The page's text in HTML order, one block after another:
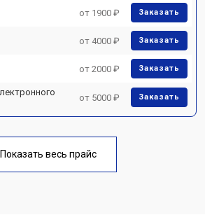
от 1900 ₽ Заказать
от 4000 ₽ Заказать
от 2000 ₽ Заказать
от 5000 ₽ Заказать
Показать весь прайс